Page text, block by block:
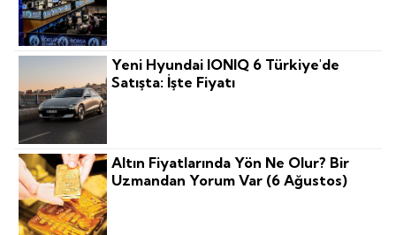
Yeni Hyundai IONIQ 6 Türkiye'de
Satışta: İşte Fiyatı
Altın Fiyatlarında Yön Ne Olur? Bir
Uzmandan Yorum Var (6 Ağustos)